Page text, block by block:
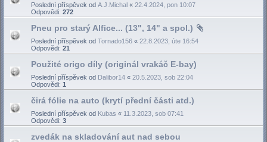
Poslední příspěvek od A.J.Michal « 22.4.2024, pon 10:07
Odpovědi: 272
Pneu pro starý Alfice... (13", 14" a spol.)
Poslední příspěvek od Tornado156 « 22.8.2023, úte 16:54
Odpovědi: 21
Použité origo díly (originál vrakáč E-bay)
Poslední příspěvek od Dalibor14 « 20.5.2023, sob 22:04
Odpovědi: 1
čirá fólie na auto (krytí přední části atd.)
Poslední příspěvek od Kubas « 11.3.2023, sob 07:41
Odpovědi: 3
zvedák na skladování aut nad sebou